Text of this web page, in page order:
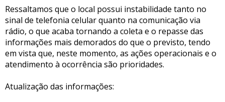
Ressaltamos que o local possui instabilidade tanto no
sinal de telefonia celular quanto na comunicação via
rádio, o que acaba tornando a coleta e o repasse das
informações mais demorados do que o previsto, tendo
em vista que, neste momento, as ações operacionais e o
atendimento à ocorrência são prioridades.
Atualização das informações: